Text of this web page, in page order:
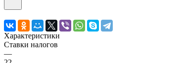
Характеристики
Ставки налогов
—